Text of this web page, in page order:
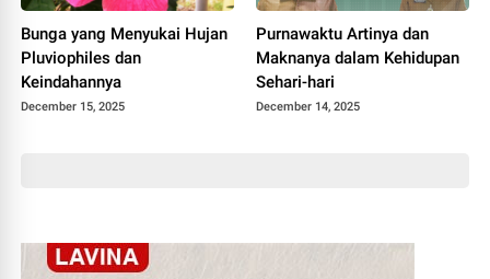
Bunga yang Menyukai Hujan
Pluviophiles dan
Keindahannya
December 15, 2025
Purnawaktu Artinya dan
Maknanya dalam Kehidupan
Sehari-hari
December 14, 2025